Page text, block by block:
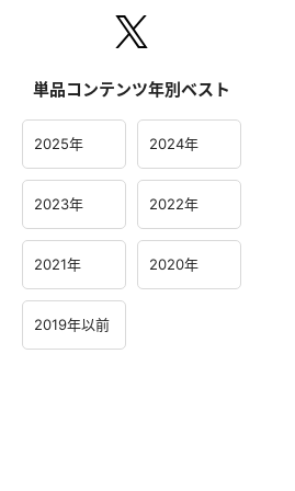
単品コンテンツ年別ベスト
2025年 2024年
2023年 2022年
2021年 2020年
2019年以前